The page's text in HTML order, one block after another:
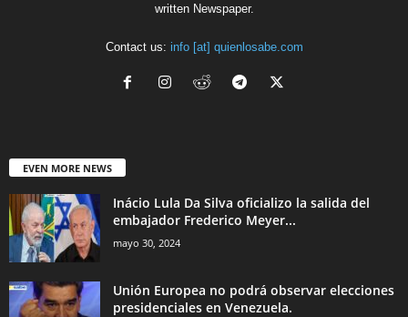
written Newspaper.
Contact us: info [at] quienlosabe.com
EVEN MORE NEWS
Inácio Lula Da Silva oficializo la salida del
embajador Frederico Meyer...
mayo 30, 2024
Unión Europea no podrá observar elecciones
presidenciales en Venezuela.